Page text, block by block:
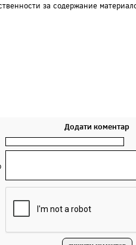
за содержание
Додати коментар